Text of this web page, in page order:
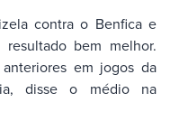
contra o Benfica e
bem melhor.
em jogos da
disse o médio na